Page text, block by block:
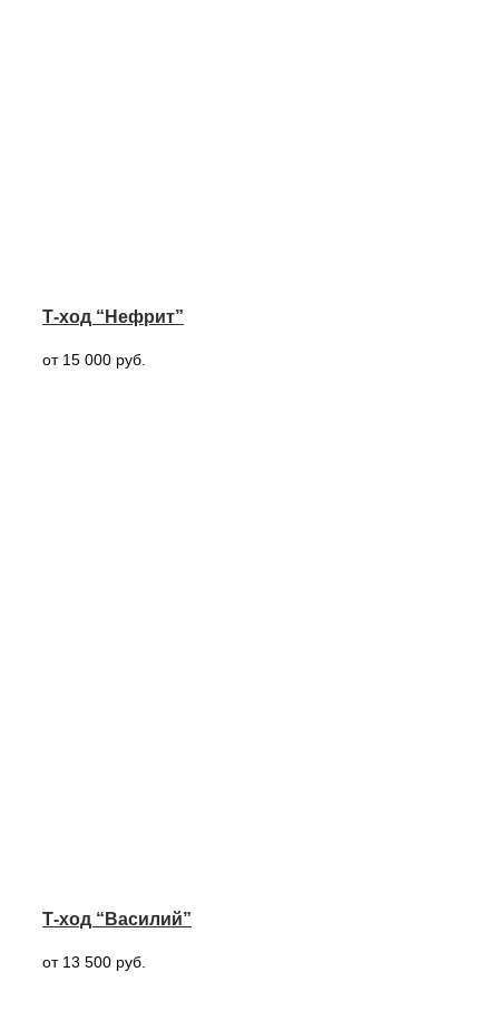
Т-ход “Нефрит”
от 15 000 руб.
Т-ход “Василий”
от 13 500 руб.